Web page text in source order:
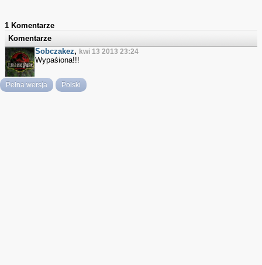
1 Komentarze
Komentarze
Sobczakez, kwi 13 2013 23:24
Wypaśiona!!!
Pełna wersja Polski